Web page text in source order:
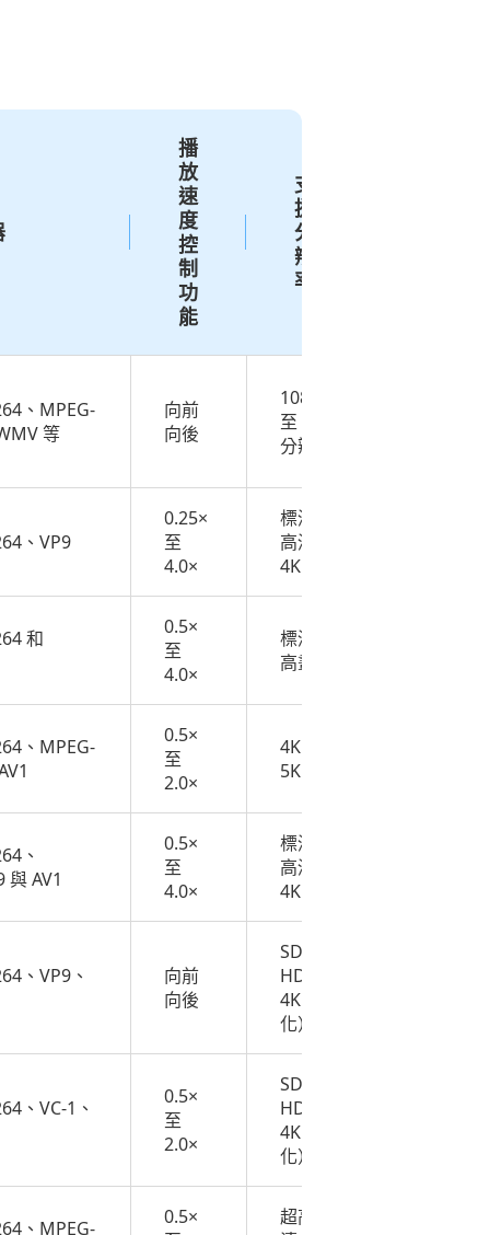
播
放
速
度
控
制
功
能
支
援
分
辨
率
、MPEG-
等
向前
向後
1080p
至 4K
分辨率
、VP9
0.25×
至
4.0×
標清、
高清、
4K
和
0.5×
至
4.0×
標清和
高畫質
、MPEG-
0.5×
至
2.0×
4K、
5K
、
與 AV1
0.5×
至
4.0×
標清、
高清、
4K
、VP9、
向前
向後
SD、
HD、
4K（變
化）
、VC-1、
0.5×
至
2.0×
SD、
HD、
4K（變
化）
、MPEG-
0.5×
超高